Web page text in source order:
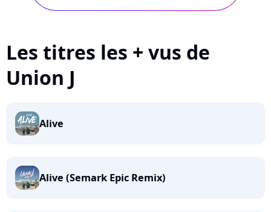
Les titres les + vus de
Union J
Alive
Alive (Semark Epic Remix)